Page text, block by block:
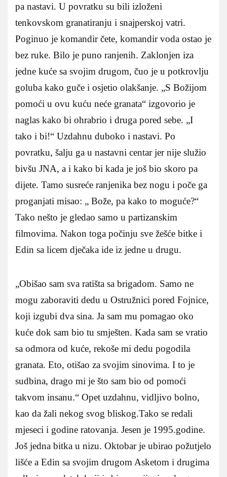
pa nastavi. U povratku su bili izloženi
tenkovskom granatiranju i snajperskoj vatri.
Poginuo je komandir čete, komandir voda ostao je
bez ruke. Bilo je puno ranjenih. Zaklonjen iza
jedne kuće sa svojim drugom, čuo je u potkrovlju
goluba kako guče i osjetio olakšanje. „S Božijom
pomoći u ovu kuću neće granata“ izgovorio je
naglas kako bi ohrabrio i druga pored sebe. „I
tako i bi!“ Uzdahnu duboko i nastavi. Po
povratku, šalju ga u nastavni centar jer nije služio
bivšu JNA, a i kako bi kada je još bio skoro pa
dijete. Tamo susreće ranjenika bez nogu i poče ga
proganjati misao: „ Bože, pa kako to moguće?“
Tako nešto je gledao samo u partizanskim
filmovima. Nakon toga počinju sve žešće bitke i
Edin sa licem dječaka ide iz jedne u drugu.
„Obišao sam sva ratišta sa brigadom. Samo ne
mogu zaboraviti dedu u Ostružnici pored Fojnice,
koji izgubi dva sina. Ja sam mu pomagao oko
kuće dok sam bio tu smješten. Kada sam se vratio
sa odmora od kuće, rekoše mi dedu pogodila
granata. Eto, otišao za svojim sinovima. I to je
sudbina, drago mi je što sam bio od pomoći
takvom insanu.“ Opet uzdahnu, vidljivo bolno,
kao da žali nekog svog bliskog.Tako se redali
mjeseci i godine ratovanja. Jesen je 1995.godine.
Još jedna bitka u nizu. Oktobar je ubirao požutjelo
lišće a Edin sa svojim drugom Asketom i drugima